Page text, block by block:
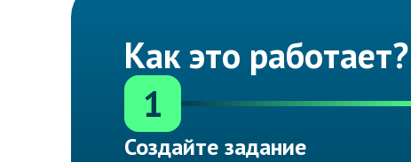
Как это работает?
1
Создайте задание